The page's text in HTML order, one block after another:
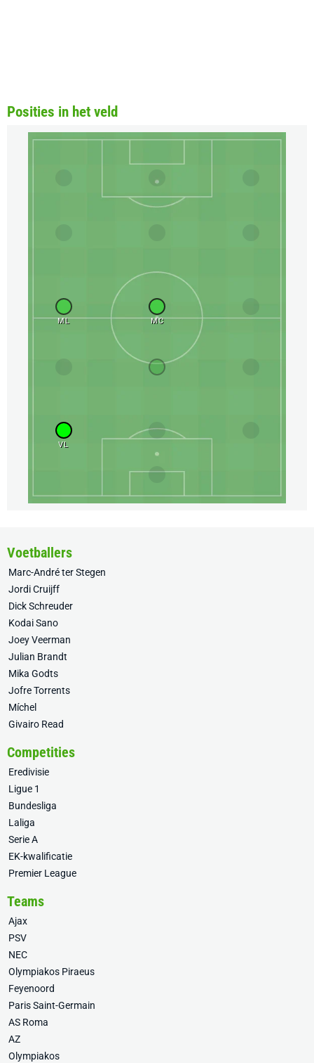
Posities in het veld
ML MC
VL
Voetballers
Marc-André ter Stegen
Jordi Cruijff
Dick Schreuder
Kodai Sano
Joey Veerman
Julian Brandt
Mika Godts
Jofre Torrents
Míchel
Givairo Read
Competities
Eredivisie
Ligue 1
Bundesliga
Laliga
Serie A
EK-kwalificatie
Premier League
Teams
Ajax
PSV
NEC
Olympiakos Piraeus
Feyenoord
Paris Saint-Germain
AS Roma
AZ
Olympiakos